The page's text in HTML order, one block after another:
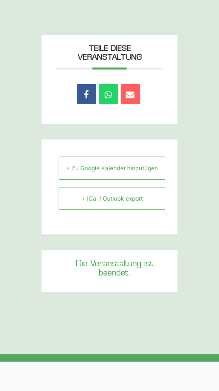
TEILE DIESE
VERANSTALTUNG
+ Zu Google Kalender hinzufügen
+ iCal / Outlook export
Die Veranstaltung ist
beendet.